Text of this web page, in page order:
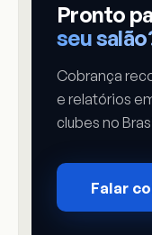
Pronto
seu
Cobrança
e relatórios
clubes no
Falar